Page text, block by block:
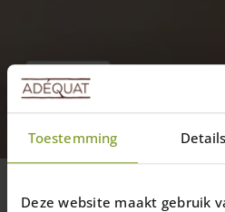
Toestemming Details
Deze website maakt gebruik
Een heel
Ontzettend leuk dat de
betrekt!